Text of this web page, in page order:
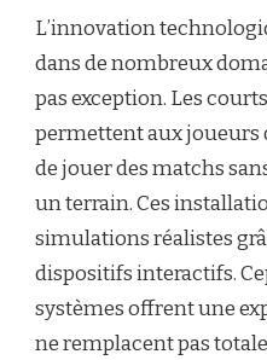
L’innovation
dans de nombreux
pas exception. Les
permettent aux joueurs
de jouer des matchs
un terrain. Ces
simulations réalistes
dispositifs interactifs.
systèmes offrent une
ne remplacent pas